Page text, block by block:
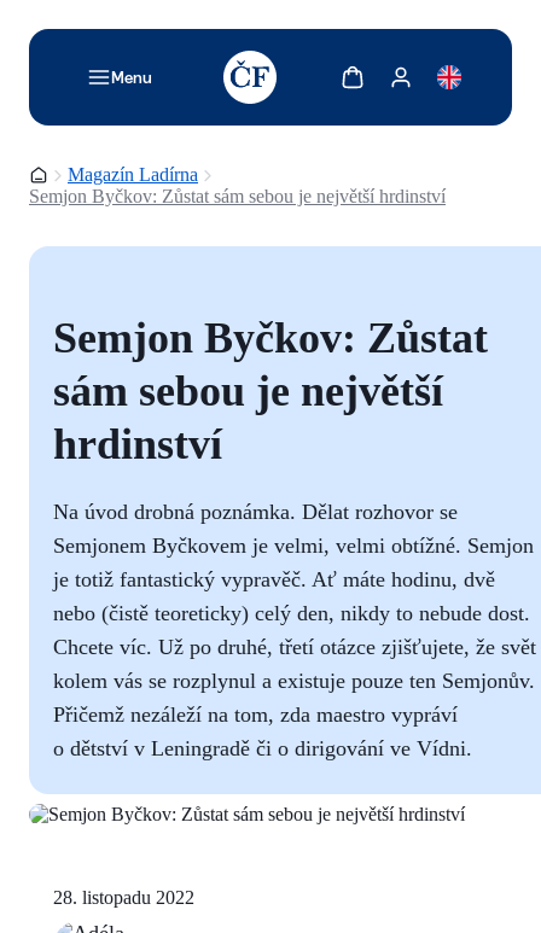
Menu
TODO: Add description for reader
Zobrazit košíkZobrazit můj účet
Domovská stránka
Magazín Ladírna
Semjon Byčkov: Zůstat sám sebou je největší hrdinství
Semjon Byčkov: Zůstat
sám sebou je největší
hrdinství
Na úvod drobná poznámka. Dělat rozhovor se
Semjonem Byčkovem je velmi, velmi obtížné. Semjon
je totiž fantastický vypravěč. Ať máte hodinu, dvě
nebo (čistě teoreticky) celý den, nikdy to nebude dost.
Chcete víc. Už po druhé, třetí otázce zjišťujete, že svět
kolem vás se rozplynul a existuje pouze ten Semjonův.
Přičemž nezáleží na tom, zda maestro vypráví
o dětství v Leningradě či o dirigování ve Vídni.
28. listopadu 2022